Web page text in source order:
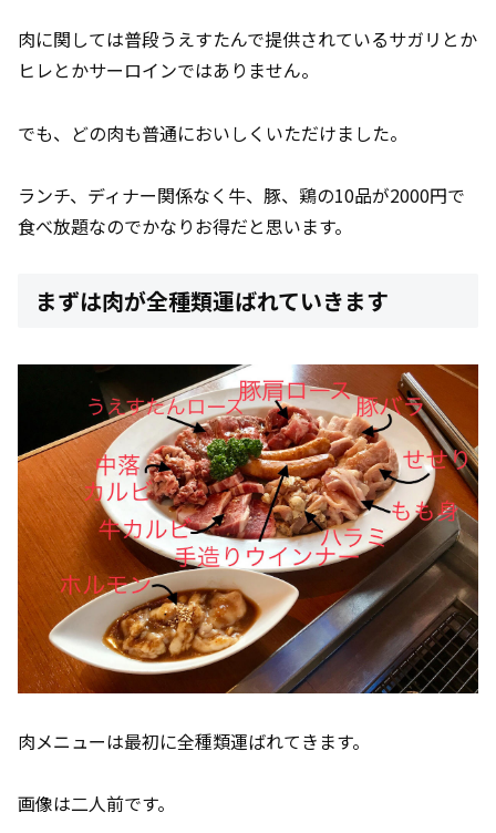
肉に関しては普段うえすたんで提供されているサガリとか
ヒレとかサーロインではありません。
でも、どの肉も普通においしくいただけました。
ランチ、ディナー関係なく牛、豚、鶏の10品が2000円で
食べ放題なのでかなりお得だと思います。
まずは肉が全種類運ばれていきます
肉メニューは最初に全種類運ばれてきます。
画像は二人前です。